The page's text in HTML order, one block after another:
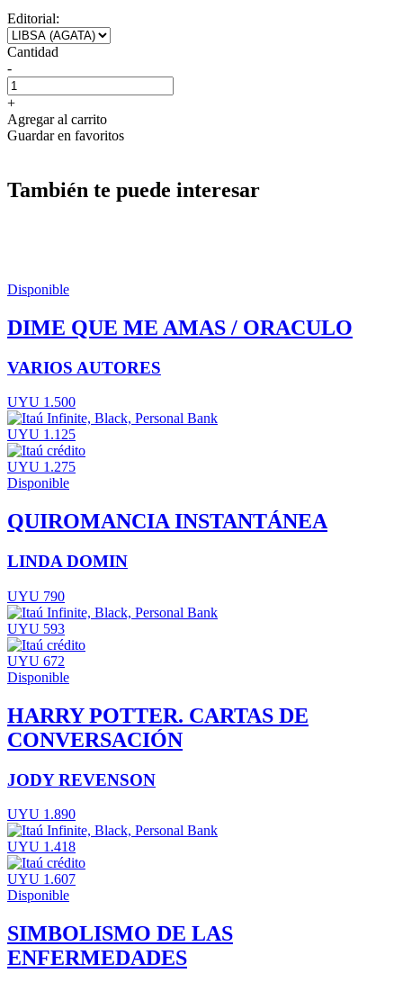
Editorial:
Cantidad
-
+
Agregar al carrito
Guardar en favoritos
También te puede interesar
Disponible
DIME QUE ME AMAS / ORACULO
VARIOS AUTORES
UYU 1.500
UYU 1.125
UYU 1.275
Disponible
QUIROMANCIA INSTANTÁNEA
LINDA DOMIN
UYU 790
UYU 593
UYU 672
Disponible
HARRY POTTER. CARTAS DE
CONVERSACIÓN
JODY REVENSON
UYU 1.890
UYU 1.418
UYU 1.607
Disponible
SIMBOLISMO DE LAS
ENFERMEDADES